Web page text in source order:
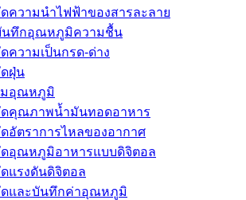
ดความนําไฟฟ้าของสารละลาย
นทึกอุณหภูมิความชื้น
ดความเป็นกรด-ด่าง
ดฝุ่น
อุณหภูมิ
ดคุณภาพน้ำมันทอดอาหาร
ดอัตราการไหลของอากาศ
ดอุณหภูมิอาหารแบบดิจิตอล
ดแรงดันดิจิตอล
ดและบันทึกค่าอุณหภูมิ